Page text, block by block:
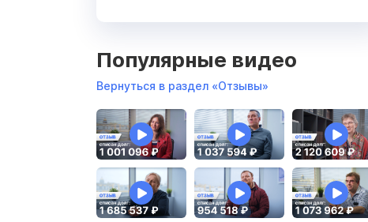
Популярные видео
Вернуться в раздел «Отзывы»